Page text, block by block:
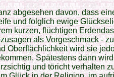
abgesehen davon, dass
und folglich ewige
kurzen, flüchtigen
als Vorgeschmack -
Oberflächlichkeit wird sie
Spätestens dann
und töricht verhalten